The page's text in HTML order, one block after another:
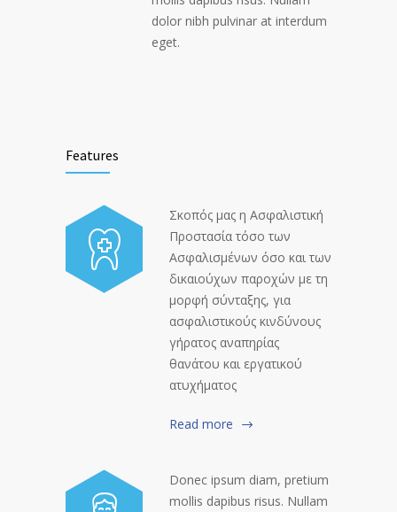
dolor nibh pulvinar at interdum
eget.
Features
Σκοπός μας η Ασφαλιστική
Προστασία τόσο των
Ασφαλισμένων όσο και των
δικαιούχων παροχών με τη
μορφή σύνταξης, για
ασφαλιστικούς κινδύνους
γήρατος αναπηρίας
θανάτου και εργατικού
ατυχήματος
Read more
Donec ipsum diam, pretium
mollis dapibus risus. Nullam